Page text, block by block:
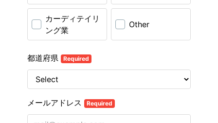
カーディテイリ
ング業
Other
都道府県 Required
メールアドレス Required